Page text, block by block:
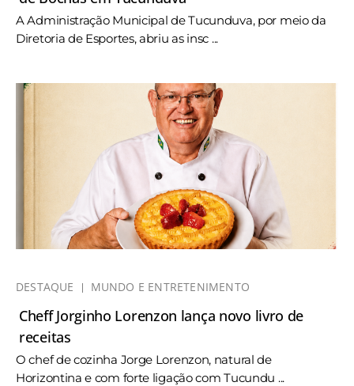
A Administração Municipal de Tucunduva, por meio da
Diretoria de Esportes, abriu as insc ...
DESTAQUE MUNDO E ENTRETENIMENTO
Cheff Jorginho Lorenzon lança novo livro de
receitas
O chef de cozinha Jorge Lorenzon, natural de
Horizontina e com forte ligação com Tucundu ...